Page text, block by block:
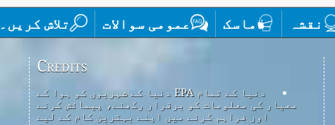
نقشہ ماسک عمومی سوالات تلاش کریں۔
Credits
دنیا کے تمام EPA دنیا کے شہریوں کو ہوا کے
معیار کی معلومات کو برقرار رکھنے، پیمائش کرنے
اور فراہم کرنے میں اپنے بہترین کام کے لیے